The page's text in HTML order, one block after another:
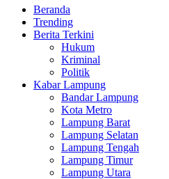
Beranda
Trending
Berita Terkini
Hukum
Kriminal
Politik
Kabar Lampung
Bandar Lampung
Kota Metro
Lampung Barat
Lampung Selatan
Lampung Tengah
Lampung Timur
Lampung Utara